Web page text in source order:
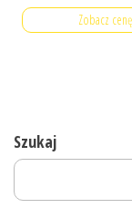
Zobacz cenę
Szukaj